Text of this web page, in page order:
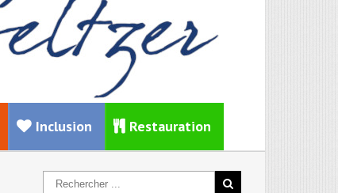
Inclusion Restauration